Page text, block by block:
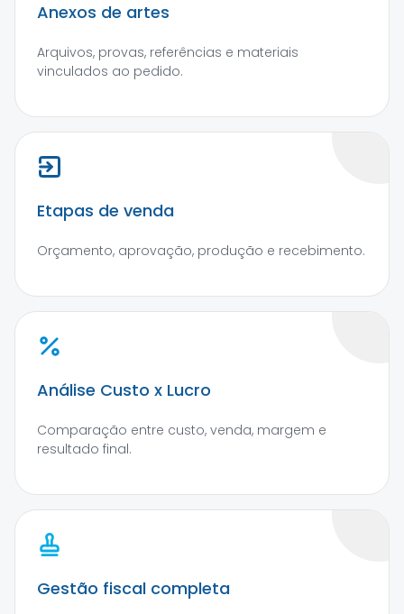
Anexos de artes
Arquivos, provas, referências e materiais
vinculados ao pedido.
Etapas de venda
Orçamento, aprovação, produção e recebimento.
Análise Custo x Lucro
Comparação entre custo, venda, margem e
resultado final.
Gestão fiscal completa